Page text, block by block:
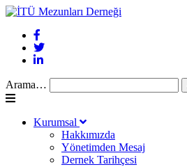
Arama…
Kurumsal
Hakkımızda
Yönetimden Mesaj
Dernek Tarihçesi